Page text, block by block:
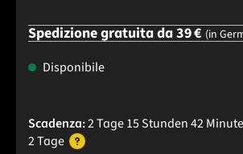
Spedizione gratuita da 39 € (in
Disponibile
Scadenza:2 Tage 15 Stunden 42
2 Tage